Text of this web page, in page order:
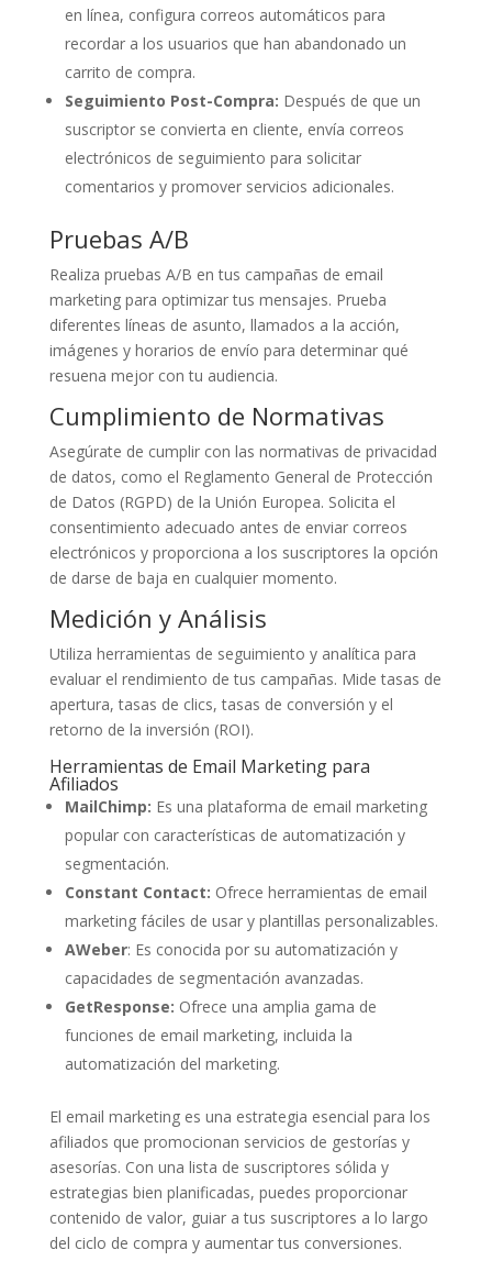
en línea, configura correos automáticos para
recordar a los usuarios que han abandonado un
carrito de compra.
Seguimiento Post-Compra: Después de que un
suscriptor se convierta en cliente, envía correos
electrónicos de seguimiento para solicitar
comentarios y promover servicios adicionales.
Pruebas A/B
Realiza pruebas A/B en tus campañas de email
marketing para optimizar tus mensajes. Prueba
diferentes líneas de asunto, llamados a la acción,
imágenes y horarios de envío para determinar qué
resuena mejor con tu audiencia.
Cumplimiento de Normativas
Asegúrate de cumplir con las normativas de privacidad
de datos, como el Reglamento General de Protección
de Datos (RGPD) de la Unión Europea. Solicita el
consentimiento adecuado antes de enviar correos
electrónicos y proporciona a los suscriptores la opción
de darse de baja en cualquier momento.
Medición y Análisis
Utiliza herramientas de seguimiento y analítica para
evaluar el rendimiento de tus campañas. Mide tasas de
apertura, tasas de clics, tasas de conversión y el
retorno de la inversión (ROI).
Herramientas de Email Marketing para
Afiliados
MailChimp: Es una plataforma de email marketing
popular con características de automatización y
segmentación.
Constant Contact: Ofrece herramientas de email
marketing fáciles de usar y plantillas personalizables.
AWeber: Es conocida por su automatización y
capacidades de segmentación avanzadas.
GetResponse: Ofrece una amplia gama de
funciones de email marketing, incluida la
automatización del marketing.
El email marketing es una estrategia esencial para los
afiliados que promocionan servicios de gestorías y
asesorías. Con una lista de suscriptores sólida y
estrategias bien planificadas, puedes proporcionar
contenido de valor, guiar a tus suscriptores a lo largo
del ciclo de compra y aumentar tus conversiones.